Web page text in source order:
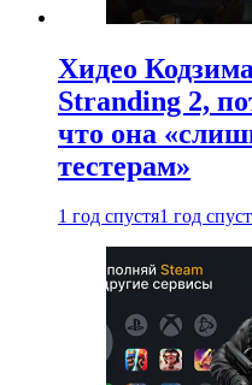
Хидео
Stranding 2,
что она
тестерам»
1 год спустя1 год